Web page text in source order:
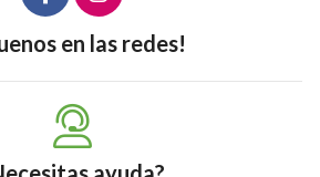
en las redes!